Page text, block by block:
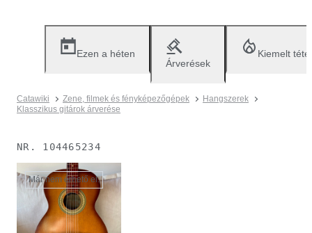
Ezen a héten
Árverések
Kiemelt
Catawiki Zene, filmek és fényképezőgépek
Hangszerek
Klasszikus gitárok árverése
NR. 104465234
Már nem érhető el.